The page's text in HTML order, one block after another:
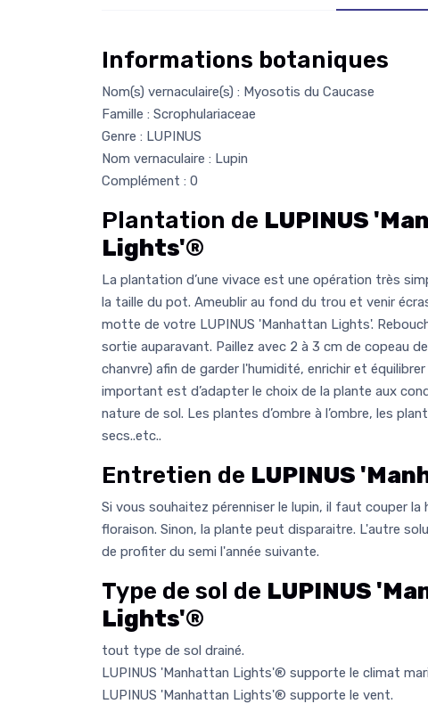
Informations botaniques
Nom(s) vernaculaire(s) : Myosotis du Caucase
Famille : Scrophulariaceae
Genre : LUPINUS
Nom vernaculaire : Lupin
Complément : 0
Plantation de LUPINUS
Lights'®
La plantation d’une vivace est une opération très
la taille du pot. Ameublir au fond du trou et venir
motte de votre LUPINUS 'Manhattan Lights'.
sortie auparavant. Paillez avec 2 à 3 cm de copeau
chanvre) afin de garder l'humidité, enrichir et
important est d’adapter le choix de la plante aux
nature de sol. Les plantes d’ombre à l’ombre, les
secs..etc..
Entretien de LUPINUS
Si vous souhaitez pérenniser le lupin, il faut couper la
floraison. Sinon, la plante peut disparaitre. L'autre
de profiter du semi l'année suivante.
Type de sol de LUPINUS
Lights'®
tout type de sol drainé.
LUPINUS 'Manhattan Lights'® supporte le climat
LUPINUS 'Manhattan Lights'® supporte le vent.